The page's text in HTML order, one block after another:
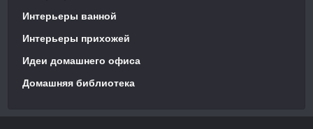
Интерьеры ванной
Интерьеры прихожей
Идеи домашнего офиса
Домашняя библиотека